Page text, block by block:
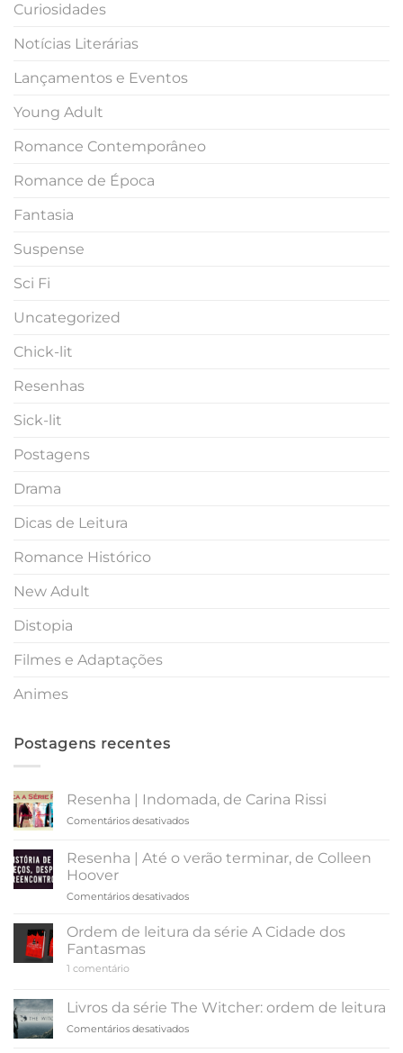
Curiosidades
Notícias Literárias
Lançamentos e Eventos
Young Adult
Romance Contemporâneo
Romance de Época
Fantasia
Suspense
Sci Fi
Uncategorized
Chick-lit
Resenhas
Sick-lit
Postagens
Drama
Dicas de Leitura
Romance Histórico
New Adult
Distopia
Filmes e Adaptações
Animes
Postagens recentes
Resenha | Indomada, de Carina Rissi
Comentários desativadosem
Indomada,
Carina
Resenha | Até o verão terminar, de Colleen
Hoover
Comentários desativadosem
de
Hoover
Ordem de leitura da série A Cidade dos
Fantasmas
1 comentárioem
leitura
da
série
Livros da série The Witcher: ordem de leitura
Comentários desativadosem